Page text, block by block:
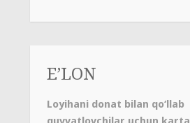
E’LON
Loyihani donat bilan qo‘llab